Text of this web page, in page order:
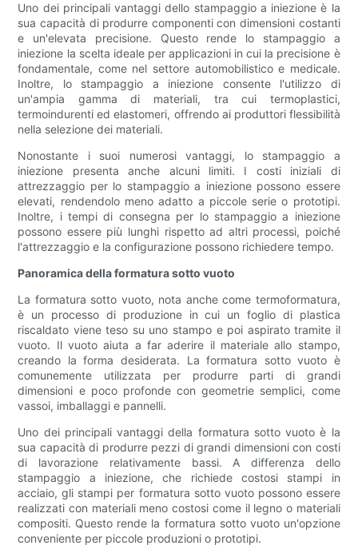
Uno dei principali vantaggi dello stampaggio a iniezione è la
sua capacità di produrre componenti con dimensioni costanti
e un'elevata precisione. Questo rende lo stampaggio a
iniezione la scelta ideale per applicazioni in cui la precisione è
fondamentale, come nel settore automobilistico e medicale.
Inoltre, lo stampaggio a iniezione consente l'utilizzo di
un'ampia gamma di materiali, tra cui termoplastici,
termoindurenti ed elastomeri, offrendo ai produttori flessibilità
nella selezione dei materiali.
Nonostante i suoi numerosi vantaggi, lo stampaggio a
iniezione presenta anche alcuni limiti. I costi iniziali di
attrezzaggio per lo stampaggio a iniezione possono essere
elevati, rendendolo meno adatto a piccole serie o prototipi.
Inoltre, i tempi di consegna per lo stampaggio a iniezione
possono essere più lunghi rispetto ad altri processi, poiché
l'attrezzaggio e la configurazione possono richiedere tempo.
Panoramica della formatura sotto vuoto
La formatura sotto vuoto, nota anche come termoformatura,
è un processo di produzione in cui un foglio di plastica
riscaldato viene teso su uno stampo e poi aspirato tramite il
vuoto. Il vuoto aiuta a far aderire il materiale allo stampo,
creando la forma desiderata. La formatura sotto vuoto è
comunemente utilizzata per produrre parti di grandi
dimensioni e poco profonde con geometrie semplici, come
vassoi, imballaggi e pannelli.
Uno dei principali vantaggi della formatura sotto vuoto è la
sua capacità di produrre pezzi di grandi dimensioni con costi
di lavorazione relativamente bassi. A differenza dello
stampaggio a iniezione, che richiede costosi stampi in
acciaio, gli stampi per formatura sotto vuoto possono essere
realizzati con materiali meno costosi come il legno o materiali
compositi. Questo rende la formatura sotto vuoto un'opzione
conveniente per piccole produzioni o prototipi.